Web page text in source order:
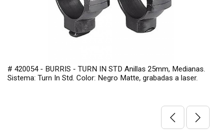
# 420054 - BURRIS - TURN IN STD Anillas 25mm, Medianas.
Sistema: Turn In Std. Color: Negro Matte, grabadas a laser.